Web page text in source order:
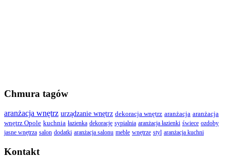
Chmura tagów
aranżacja wnętrz urządzanie wnętrz dekoracja wnętrz aranżacja aranżacja
wnętrz Opole kuchnia łazienka dekoracje sypialnia aranżacja łazienki świece ozdoby
jasne wnętrza salon dodatki aranżacja salonu meble wnętrze styl aranżacja kuchni
Kontakt